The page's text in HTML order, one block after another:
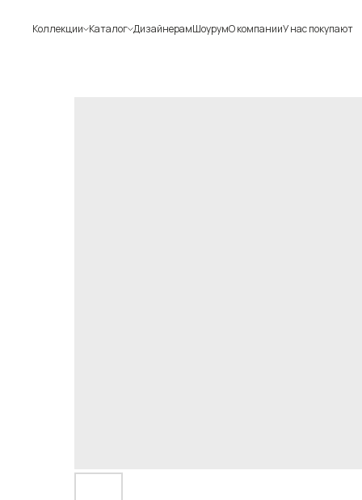
Коллекции Каталог ДизайнерамШоурумО компанииУ нас покупают